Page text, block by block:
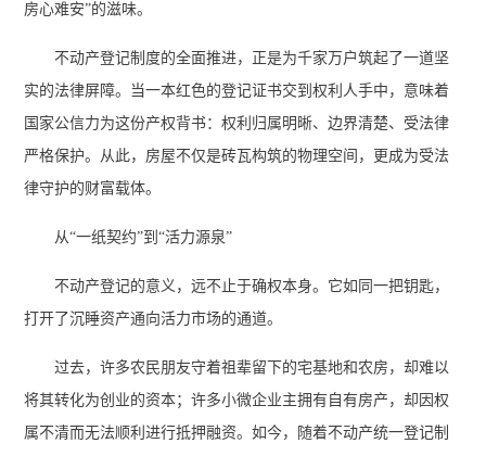
房心难安”的滋味。
不动产登记制度的全面推进，正是为千家万户筑起了一道坚
实的法律屏障。当一本红色的登记证书交到权利人手中，意味着
国家公信力为这份产权背书：权利归属明晰、边界清楚、受法律
严格保护。从此，房屋不仅是砖瓦构筑的物理空间，更成为受法
律守护的财富载体。
从“一纸契约”到“活力源泉”
不动产登记的意义，远不止于确权本身。它如同一把钥匙，
打开了沉睡资产通向活力市场的通道。
过去，许多农民朋友守着祖辈留下的宅基地和农房，却难以
将其转化为创业的资本；许多小微企业主拥有自有房产，却因权
属不清而无法顺利进行抵押融资。如今，随着不动产统一登记制